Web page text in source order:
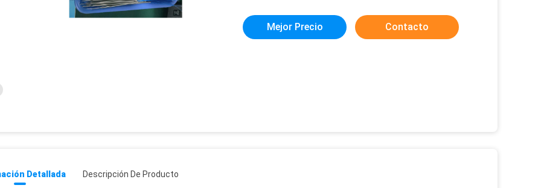
Mejor Precio Contacto
Detallada Descripción De Producto